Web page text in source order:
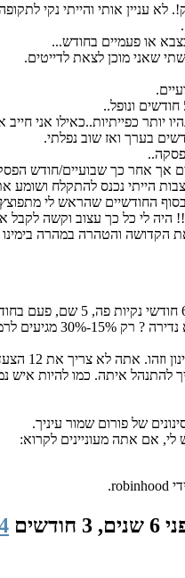
עניין אותי והייתי נקי
או פעמיים בחודש...
יותר כפייתיות..כאילו אני חייב
אך אחר כך שבועיים/חודש
הייתי נכנס להתקלח ושומע
החודשיים שהראש לי
היה לי כל כך עצוב וקשה
כל הגברים הצעירים).
אני
איתה. כמו להיות איש
אם אתה מעוניינים לקרוא:
3 חודשים